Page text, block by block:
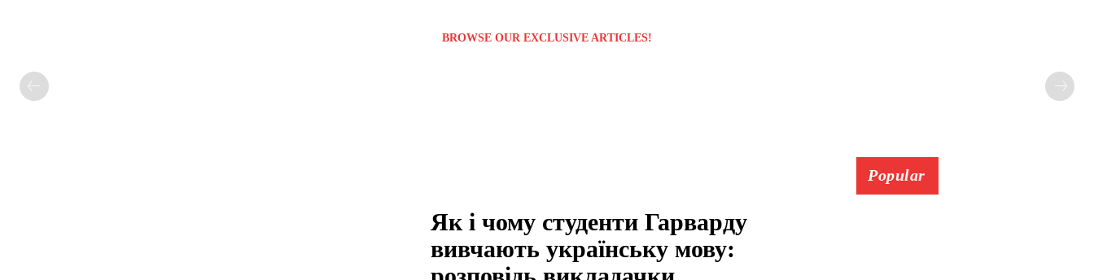
BROWSE OUR EXCLUSIVE ARTICLES!
Як і чому студенти Гарварду
вивчають українську мову:
Popular